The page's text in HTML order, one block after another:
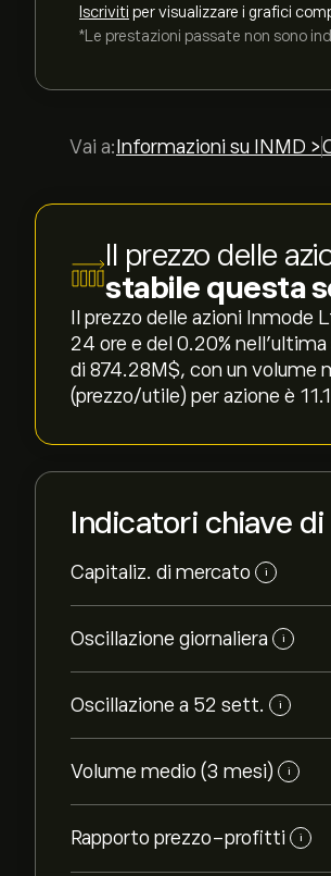
Iscriviti per visualizzare i grafici
*Le prestazioni passate non sono
Vai a: Informazioni su INMD >
Il prezzo delle
stabile questa
Il prezzo delle azioni
24 ore e del ‎0.20‎%
di 874.28M‎$‎, con un volume
(prezzo/utile) per azione è
Indicatori chiave di
Capitaliz. di mercato i
Oscillazione giornaliera i
Oscillazione a 52 sett. i
Volume medio (3 mesi) i
Rapporto prezzo-profitti i